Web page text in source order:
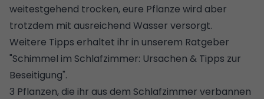
weitestgehend trocken, eure Pflanze wird aber
trotzdem mit ausreichend Wasser versorgt.
Weitere Tipps erhaltet ihr in unserem Ratgeber
"Schimmel im Schlafzimmer: Ursachen & Tipps zur
Beseitigung".
3 Pflanzen, die ihr aus dem Schlafzimmer verbannen